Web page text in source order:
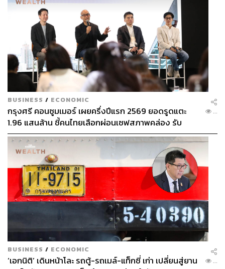
BUSINESS / ECONOMIC
กรุงศรี คอนซูมเมอร์ เผยครึ่งปีแรก 2569 ยอดรูดแตะ
1.96 แสนล้าน ชี้คนไทยเลือกผ่อนเซฟสภาพคล่อง รับ
เศรษฐกิจผันผวนฉุดผลประกอบการพลาดเป้า
...
BUSINESS / ECONOMIC
‘เอกนิติ’ เดินหน้าโละ รถตู้-รถเมล์-แท็กซี่ เก่า เปลี่ยนสู่ยาน
...